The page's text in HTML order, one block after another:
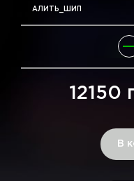
УДАЛИТЬ_ШИП
12150
В